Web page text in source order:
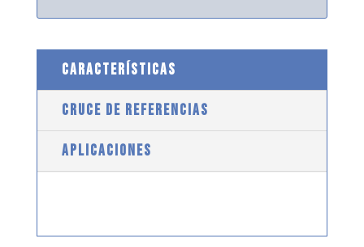
CARACTERÍSTICAS
CRUCE DE REFERENCIAS
APLICACIONES